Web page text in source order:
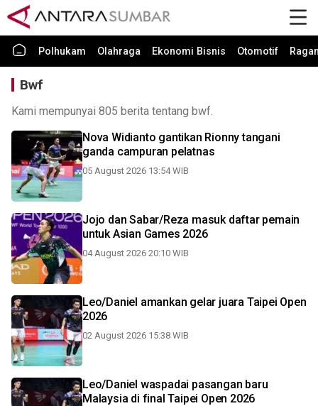
Polhukam Olahraga Ekonomi Bisnis Otomotif
Bwf
Kami mempunyai 805 berita tentang bwf.
Nova Widianto gantikan Rionny tangani
ganda campuran pelatnas
05 August 2026 13:54 WIB
Jojo dan Sabar/Reza masuk daftar pemain
untuk Asian Games 2026
04 August 2026 20:10 WIB
Leo/Daniel amankan gelar juara Taipei Open
2026
02 August 2026 15:38 WIB
Leo/Daniel waspadai pasangan baru
Malaysia di final Taipei Open 2026